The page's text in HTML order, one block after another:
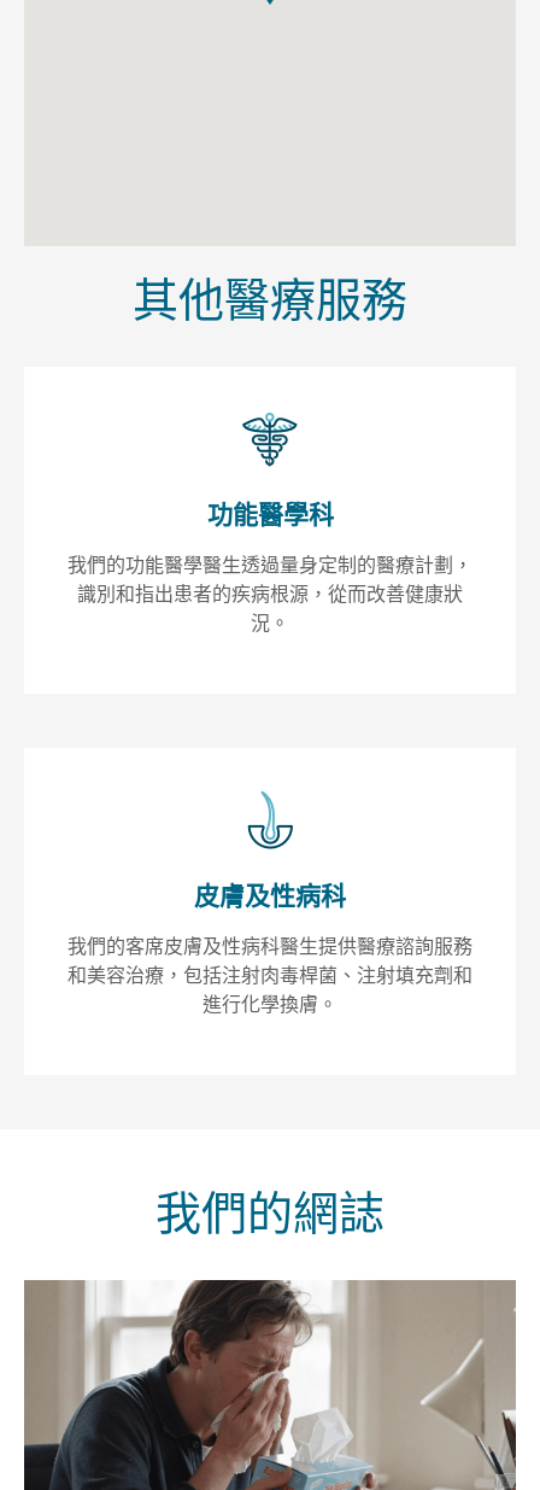
其他醫療服務
功能醫學科
我們的功能醫學醫生透過量身定制的醫療計劃，
識別和指出患者的疾病根源，從而改善健康狀
況。
皮膚及性病科
我們的客席皮膚及性病科醫生提供醫療諮詢服務
和美容治療，包括注射肉毒桿菌、注射填充劑和
進行化學換膚。
我們的網誌